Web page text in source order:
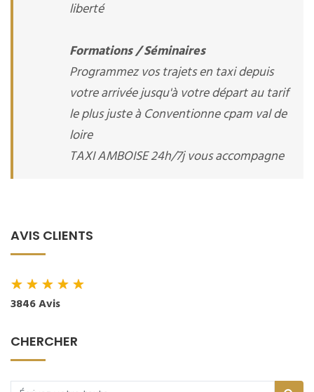
liberté
Formations / Séminaires
Programmez vos trajets en taxi depuis
votre arrivée jusqu'à votre départ au tarif
le plus juste à Conventionne cpam val de
loire
TAXI AMBOISE 24h/7j vous accompagne
AVIS CLIENTS
★★★★★
3846 Avis
CHERCHER